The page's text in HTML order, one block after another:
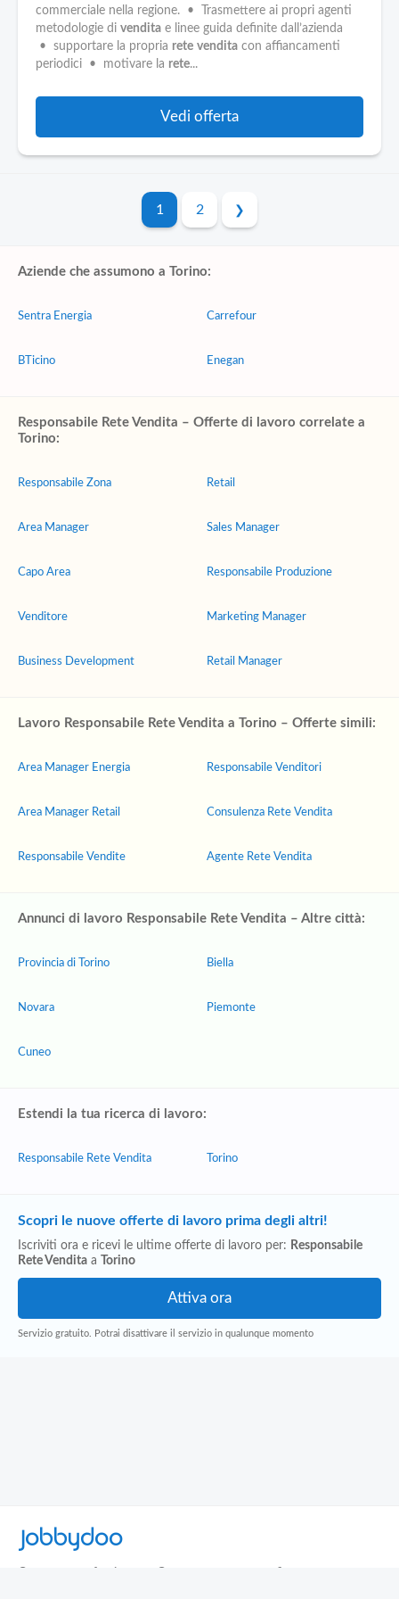
commerciale nella regione. • Trasmettere ai propri agenti
metodologie di vendita e linee guida definite dall’azienda
• supportare la propria rete vendita con affiancamenti
periodici • motivare la rete...
Vedi offerta
1 2
Aziende che assumono a Torino:
Sentra Energia
BTicino
Carrefour
Enegan
Responsabile Rete Vendita – Offerte di lavoro correlate a
Torino:
Responsabile Zona
Area Manager
Capo Area
Venditore
Business Development
Retail
Sales Manager
Responsabile Produzione
Marketing Manager
Retail Manager
Lavoro Responsabile Rete Vendita a Torino – Offerte simili:
Area Manager Energia
Area Manager Retail
Responsabile Vendite
Responsabile Venditori
Consulenza Rete Vendita
Agente Rete Vendita
Annunci di lavoro Responsabile Rete Vendita – Altre città:
Provincia di Torino
Novara
Cuneo
Biella
Piemonte
Estendi la tua ricerca di lavoro:
Responsabile Rete Vendita Torino
Scopri le nuove offerte di lavoro prima degli altri!
Iscriviti ora e ricevi le ultime offerte di lavoro per: Responsabile
Rete Vendita a Torino
Servizio gratuito. Potrai disattivare il servizio in qualunque momento
Jobbydoo